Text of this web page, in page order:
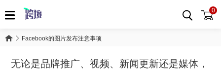
0
Facebook的图片发布注意事项
无论是品牌推广、视频、新闻更新还是媒体，